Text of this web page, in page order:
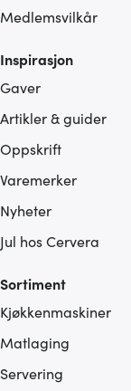
Medlemsvilkår
Inspirasjon
Gaver
Artikler & guider
Oppskrift
Varemerker
Nyheter
Jul hos Cervera
Sortiment
Kjøkkenmaskiner
Matlaging
Servering